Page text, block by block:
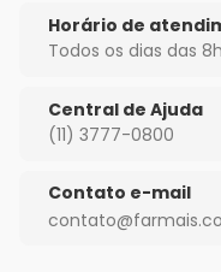
Horário de
Todos os dias das
Central de Ajuda
(11) 3777-0800
Contato e-mail